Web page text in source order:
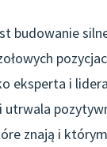
budowanie
eksperta i
znają i